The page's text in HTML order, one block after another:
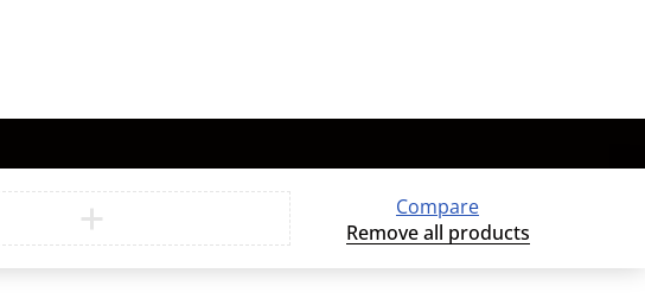
Compare
Remove all products